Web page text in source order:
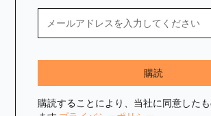
購読することにより、当社に同意した